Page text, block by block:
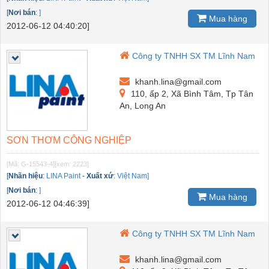
[Nơi bán: ]
2012-06-12 04:40:20]
Mua hàng
Công ty TNHH SX TM Lĩnh Nam
khanh.lina@gmail.com
110, ấp 2, Xã Bình Tâm, Tp Tân
An, Long An
SƠN THƠM CÔNG NGHIỆP
[Mã: G-15543-4] [xem: 2223]
[Nhãn hiệu: LINA Paint- Xuất xứ: Việt Nam]
[Nơi bán: ]
2012-06-12 04:46:39]
Mua hàng
Công ty TNHH SX TM Lĩnh Nam
khanh.lina@gmail.com